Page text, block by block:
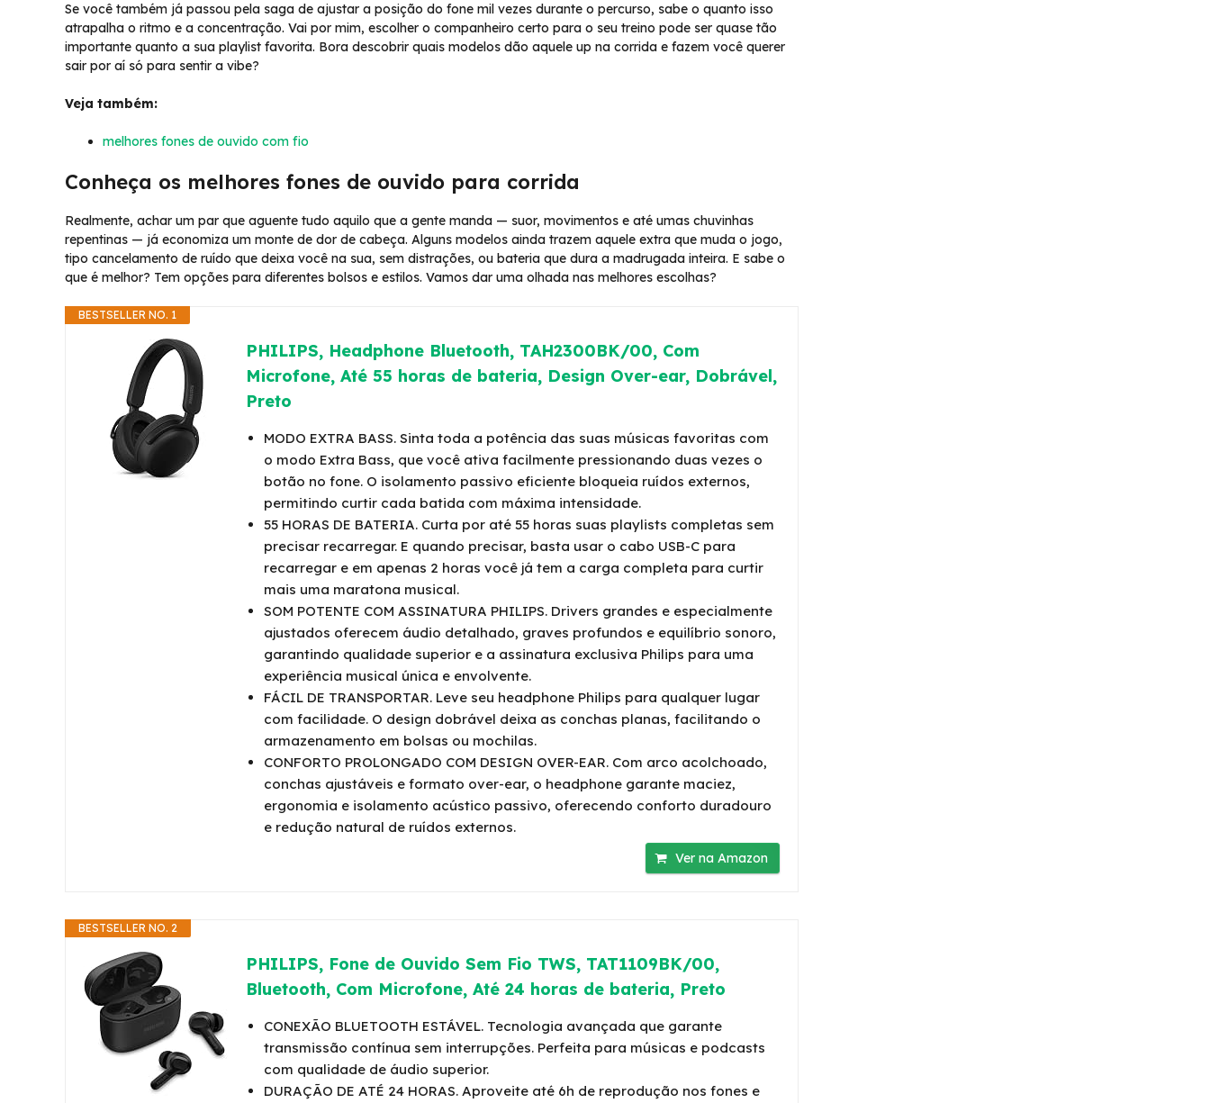
Se você também já passou pela saga de ajustar a posição do fone mil vezes durante o percurso, sabe o quanto isso
atrapalha o ritmo e a concentração. Vai por mim, escolher o companheiro certo para o seu treino pode ser quase tão
importante quanto a sua playlist favorita. Bora descobrir quais modelos dão aquele up na corrida e fazem você querer
sair por aí só para sentir a vibe?
Veja também:
melhores fones de ouvido com fio
Conheça os melhores fones de ouvido para corrida
Realmente, achar um par que aguente tudo aquilo que a gente manda — suor, movimentos e até umas chuvinhas
repentinas — já economiza um monte de dor de cabeça. Alguns modelos ainda trazem aquele extra que muda o jogo,
tipo cancelamento de ruído que deixa você na sua, sem distrações, ou bateria que dura a madrugada inteira. E sabe o
que é melhor? Tem opções para diferentes bolsos e estilos. Vamos dar uma olhada nas melhores escolhas?
BESTSELLER NO. 1
PHILIPS, Headphone Bluetooth, TAH2300BK/00, Com
Microfone, Até 55 horas de bateria, Design Over-ear, Dobrável,
Preto
MODO EXTRA BASS. Sinta toda a potência das suas músicas favoritas com
o modo Extra Bass, que você ativa facilmente pressionando duas vezes o
botão no fone. O isolamento passivo eficiente bloqueia ruídos externos,
permitindo curtir cada batida com máxima intensidade.
55 HORAS DE BATERIA. Curta por até 55 horas suas playlists completas sem
precisar recarregar. E quando precisar, basta usar o cabo USB-C para
recarregar e em apenas 2 horas você já tem a carga completa para curtir
mais uma maratona musical.
SOM POTENTE COM ASSINATURA PHILIPS. Drivers grandes e especialmente
ajustados oferecem áudio detalhado, graves profundos e equilíbrio sonoro,
garantindo qualidade superior e a assinatura exclusiva Philips para uma
experiência musical única e envolvente.
FÁCIL DE TRANSPORTAR. Leve seu headphone Philips para qualquer lugar
com facilidade. O design dobrável deixa as conchas planas, facilitando o
armazenamento em bolsas ou mochilas.
CONFORTO PROLONGADO COM DESIGN OVER-EAR. Com arco acolchoado,
conchas ajustáveis e formato over-ear, o headphone garante maciez,
ergonomia e isolamento acústico passivo, oferecendo conforto duradouro
e redução natural de ruídos externos.
Ver na Amazon
BESTSELLER NO. 2
PHILIPS, Fone de Ouvido Sem Fio TWS, TAT1109BK/00,
Bluetooth, Com Microfone, Até 24 horas de bateria, Preto
CONEXÃO BLUETOOTH ESTÁVEL. Tecnologia avançada que garante
transmissão contínua sem interrupções. Perfeita para músicas e podcasts
com qualidade de áudio superior.
DURAÇÃO DE ATÉ 24 HORAS. Aproveite até 6h de reprodução nos fones e